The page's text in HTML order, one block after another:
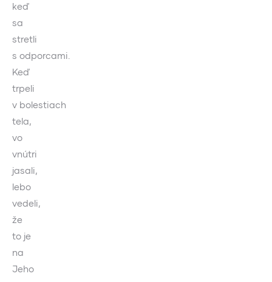
keď
sa
stretli
s odporcami.
Keď
trpeli
v bolestiach
tela,
vo
vnútri
jasali,
lebo
vedeli,
že
to je
na
Jeho